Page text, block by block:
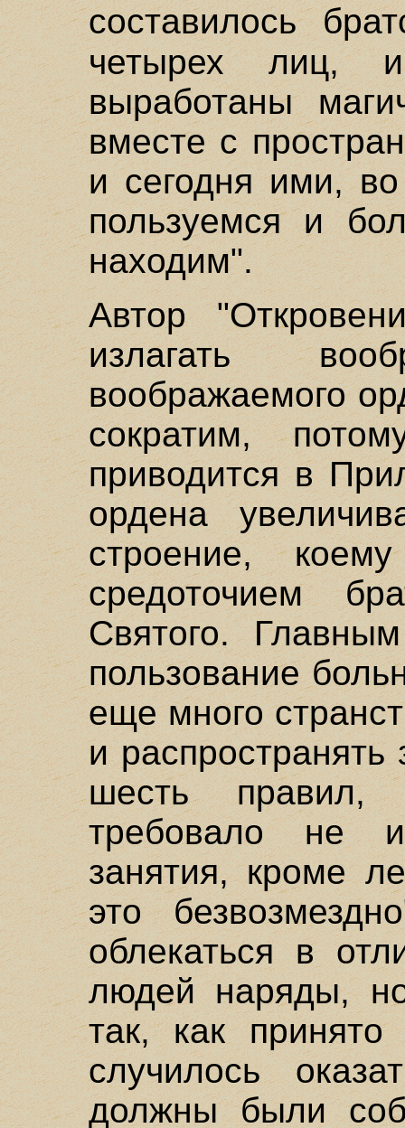
составилось
четырех лиц,
выработаны
вместе с
и сегодня ими,
пользуемся и
находим".
Автор
излагать
воображаемого
сократим,
приводится в
ордена
строение,
средоточием
Святого.
пользование
еще много
и
шесть правил,
требовало не
занятия, кроме
это
облекаться в
людей наряды,
так, как
случилось
должны были